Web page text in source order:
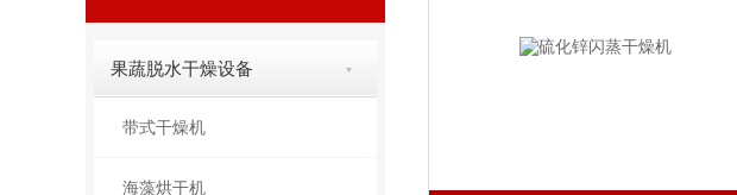
果蔬脱水干燥设备
带式干燥机
海藻烘干机